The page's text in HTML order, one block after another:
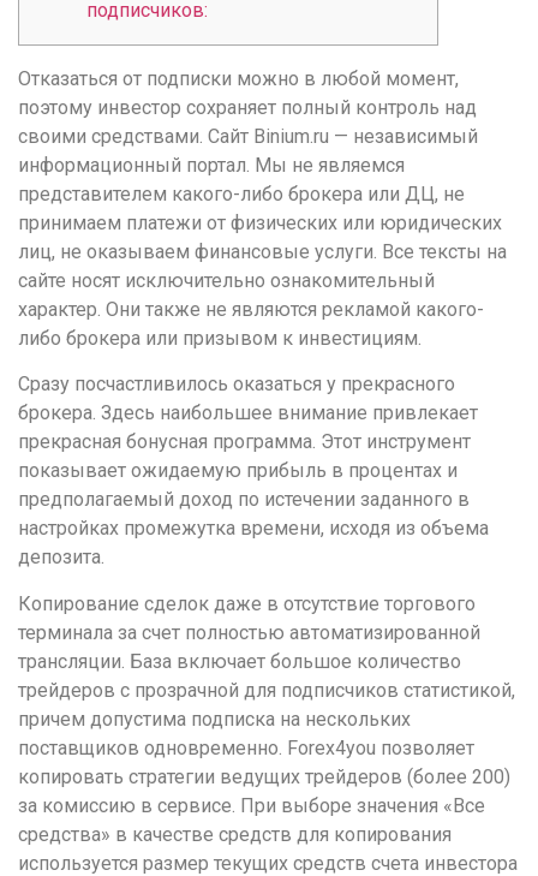
подписчиков:
Отказаться от подписки можно в любой момент,
поэтому инвестор сохраняет полный контроль над
своими средствами. Сайт Binium.ru — независимый
информационный портал. Мы не являемся
представителем какого-либо брокера или ДЦ, не
принимаем платежи от физических или юридических
лиц, не оказываем финансовые услуги. Все тексты на
сайте носят исключительно ознакомительный
характер. Они также не являются рекламой какого-
либо брокера или призывом к инвестициям.
Сразу посчастливилось оказаться у прекрасного
брокера. Здесь наибольшее внимание привлекает
прекрасная бонусная программа. Этот инструмент
показывает ожидаемую прибыль в процентах и
предполагаемый доход по истечении заданного в
настройках промежутка времени, исходя из объема
депозита.
Копирование сделок даже в отсутствие торгового
терминала за счет полностью автоматизированной
трансляции. База включает большое количество
трейдеров с прозрачной для подписчиков статистикой,
причем допустима подписка на нескольких
поставщиков одновременно. Forex4you позволяет
копировать стратегии ведущих трейдеров (более 200)
за комиссию в сервисе. При выборе значения «Все
средства» в качестве средств для копирования
используется размер текущих средств счета инвестора